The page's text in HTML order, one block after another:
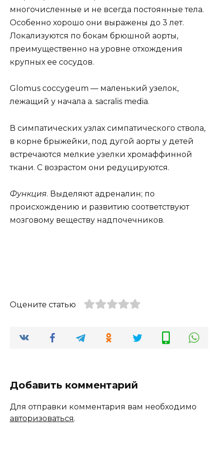
многочисленные и не всегда постоянные тела.
Особенно хорошо они выражены до 3 лет.
Локализуются по бокам брюшной аорты,
преимущественно на уровне отхождения
крупных ее сосудов.
Glomus coccygeum — маленький узелок,
лежащий у начала a. sacralis media.
В симпатических узлах симпатического ствола,
в корне брыжейки, под дугой аорты у детей
встречаются мелкие узелки хромаффинной
ткани. С возрастом они редуцируются.
Функция. Выделяют адреналин; по
происхождению и развитию соответствуют
мозговому веществу надпочечников.
Оцените статью
Добавить комментарий
Для отправки комментария вам необходимо
авторизоваться.